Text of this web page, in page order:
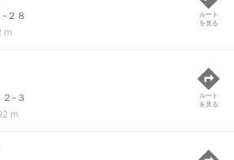
２８
m
ルート
を見る
-３
m
ルート
を見る